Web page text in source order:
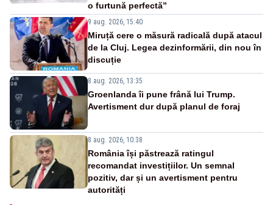
o furtună perfectă”
9 aug. 2026, 15:40
Miruță cere o măsură radicală după atacul
de la Cluj. Legea dezinformării, din nou în
discuție
8 aug. 2026, 13:35
Groenlanda îi pune frână lui Trump.
Avertisment dur după planul de foraj
8 aug. 2026, 10:38
România își păstrează ratingul
recomandat investițiilor. Un semnal
pozitiv, dar și un avertisment pentru
autorități